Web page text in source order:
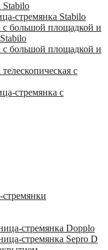
Stabilo
стремянка Stabilo
с большой площадкой и
с большой площадкой и
с
стремянка с
стремянка Dopplo
стремянка Sepro D